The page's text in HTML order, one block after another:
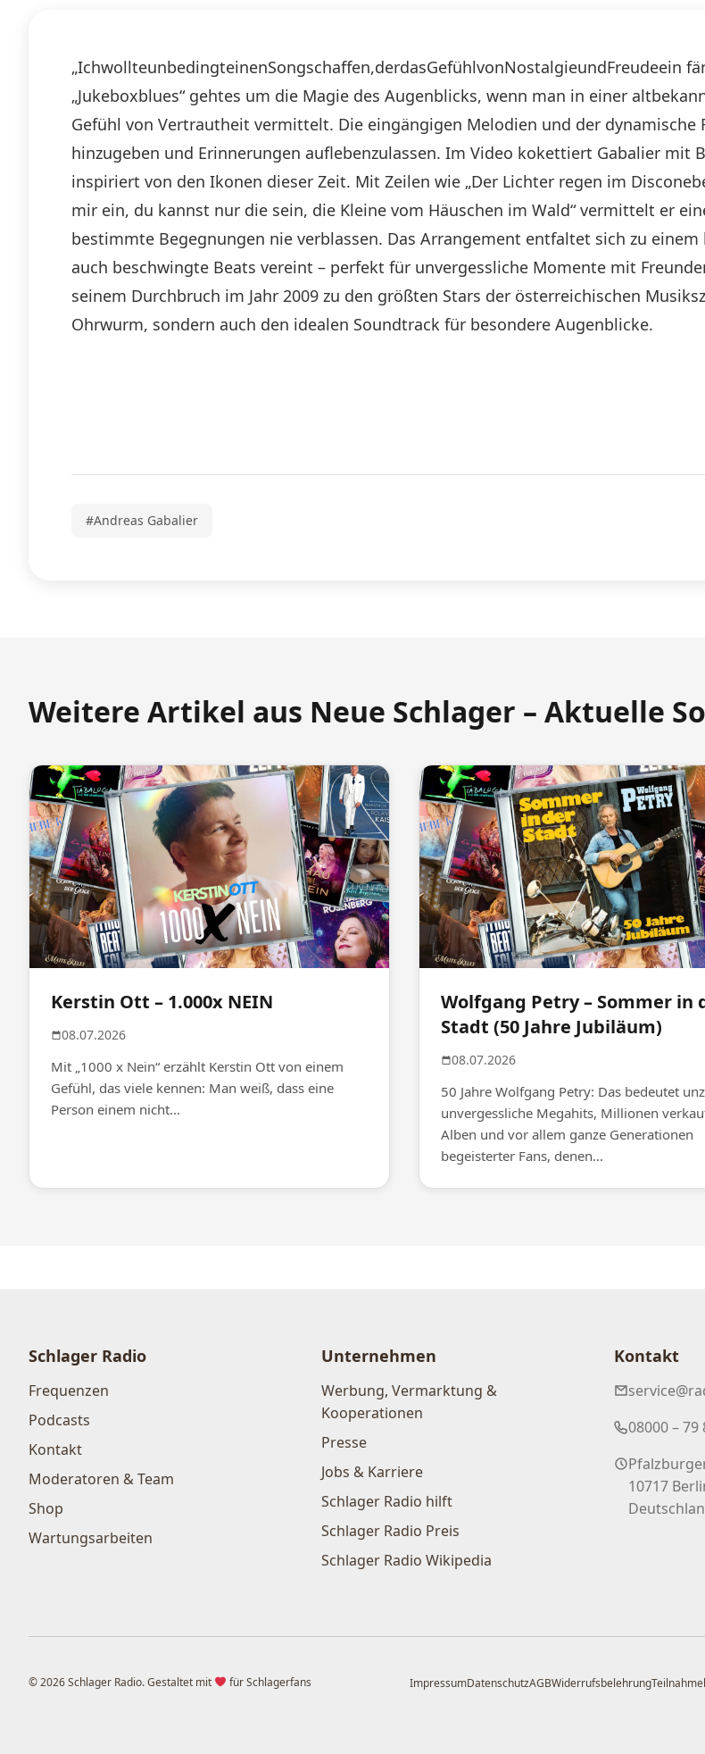
„IchwollteunbedingteinenSongschaffen,derdasGefühlvonNostalgieundFreudeein
„Jukeboxblues“ gehtes um die Magie des Augenblicks, wenn man in einer
Gefühl von Vertrautheit vermittelt. Die eingängigen Melodien und der dynamische
hinzugeben und Erinnerungen auflebenzulassen. Im Video kokettiert Gabalier mit
inspiriert von den Ikonen dieser Zeit. Mit Zeilen wie „Der Lichter regen im
mir ein, du kannst nur die sein, die Kleine vom Häuschen im Wald“ vermittelt er
bestimmte Begegnungen nie verblassen. Das Arrangement entfaltet sich zu
auch beschwingte Beats vereint – perfekt für unvergessliche Momente mit
seinem Durchbruch im Jahr 2009 zu den größten Stars der österreichischen
Ohrwurm, sondern auch den idealen Soundtrack für besondere Augenblicke.
#Andreas Gabalier
Weitere Artikel aus Neue Schlager – Aktuelle
Kerstin Ott – 1.000x NEIN
08.07.2026
Mit „1000 x Nein“ erzählt Kerstin Ott von einem
Gefühl, das viele kennen: Man weiß, dass eine
Person einem nicht...
Wolfgang Petry – Sommer in
Stadt (50 Jahre Jubiläum)
08.07.2026
50 Jahre Wolfgang Petry: Das bedeutet
unvergessliche Megahits, Millionen
Alben und vor allem ganze Generationen
begeisterter Fans, denen...
Schlager Radio
Frequenzen
Podcasts
Kontakt
Moderatoren & Team
Shop
Wartungsarbeiten
Unternehmen
Werbung, Vermarktung &
Kooperationen
Presse
Jobs & Karriere
Schlager Radio hilft
Schlager Radio Preis
Schlager Radio Wikipedia
Kontakt
08000 – 79
10717
© 2026 Schlager Radio. Gestaltet mit für Schlagerfans ImpressumDatenschutzAGBWiderrufsbelehrung